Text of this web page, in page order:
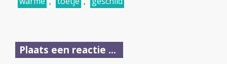
Plaats een reactie ...